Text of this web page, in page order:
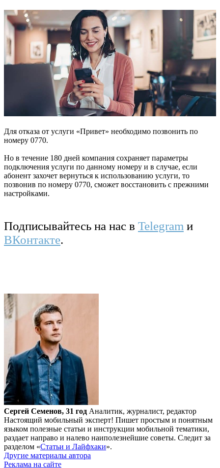
Для отказа от услуги «Привет» необходимо позвонить по
номеру 0770.
Но в течение 180 дней компания сохраняет параметры
подключения услуги по данному номеру и в случае, если
абонент захочет вернуться к использованию услуги, то
позвонив по номеру 0770, сможет восстановить с прежними
настройками.
Подписывайтесь на нас в Telegram и
ВКонтакте.
Сергей Семенов, 31 год Аналитик, журналист, редактор
Настоящий мобильный эксперт! Пишет простым и понятным
языком полезные статьи и инструкции мобильной тематики,
раздает направо и налево наиполезнейшие советы. Следит за
разделом «Статьи и Лайфхаки».
Другие материалы автора
Реклама на сайте